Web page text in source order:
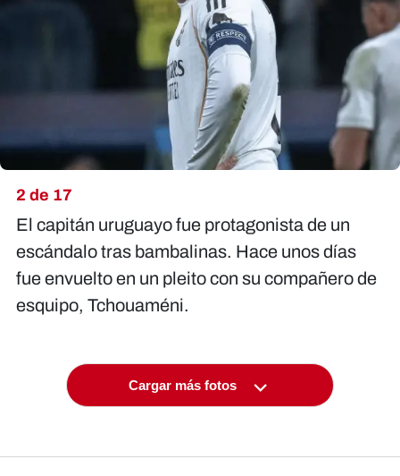
2 de 17
El capitán uruguayo fue protagonista de un
escándalo tras bambalinas. Hace unos días
fue envuelto en un pleito con su compañero de
esquipo, Tchouaméni.
Cargar más fotos